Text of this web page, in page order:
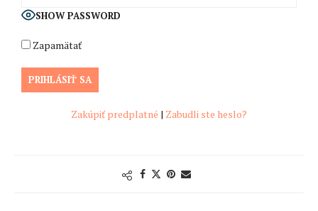
SHOW PASSWORD
Zapamätať
Zakúpiť predplatné | Zabudli ste heslo?